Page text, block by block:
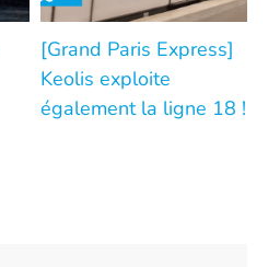
[Grand Paris Express]
Keolis exploite
également la ligne 18 !